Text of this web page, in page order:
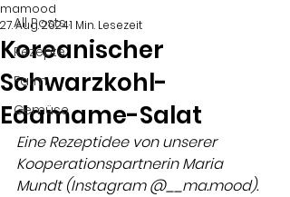
All Posts
Rezepte
Farm
Gemüse
Koreanischer
Schwarzkohl-
Edamame-Salat
mamood
27. Aug. 20241 Min. Lesezeit
Eine Rezeptidee von unserer
Kooperationspartnerin Maria
Mundt (Instagram @__ma.mood).